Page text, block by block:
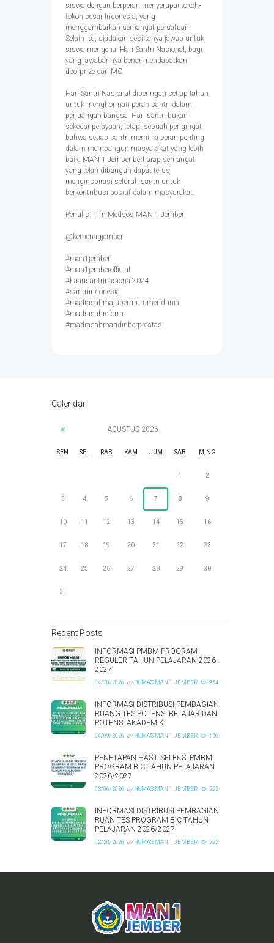
siswa dengan berperan menyerupai tokoh-
tokoh besar Indonesia, yang
menggambarkan semangat persatuan.
Selain itu, diadakan sesi tanya jawab untuk
siswa mengenai Hari Santri Nasional, bagi
yang jawabannya benar mendapatkan
doorprize dari MC.
Hari Santri Nasional diperingati setiap tahun
untuk menghormati peran santri dalam
perjuangan bangsa. Hari santri bukan
sekedar perayaan, tetapi sebuah pengingat
bahwa setiap santri memiliki peran penting
dalam membangun masyarakat yang lebih
baik. MAN 1 Jember berharap semangat
yang telah dibangun dapat terus
menginspirasi seluruh santri untuk
berkontribusi positif dalam masyarakat.
Penulis: Tim Medsos MAN 1 Jember
@kemenagjember
#man1jember
#man1jemberofficial
#haarisantrinasional2024
#santriindonesia
#madrasahmajubermutumendunia
#madrasahreform
#madrasahmandiriberprestasi
Calendar
AGUSTUS 2026
SEN SEL RAB KAM JUM SAB MING
1 2
3 4 5 6 7 8 9
10 11 12 13 14 15 16
17 18 19 20 21 22 23
24 25 26 27 28 29 30
31
Recent Posts
INFORMASI PMBM-PROGRAM
REGULER TAHUN PELAJARAN 2026-
2027
04/20/2026 by HUMAS MAN 1 JEMBER 954
INFORMASI DISTRIBUSI PEMBAGIAN
RUANG TES POTENSI BELAJAR DAN
POTENSI AKADEMIK
04/09/2026 by HUMAS MAN 1 JEMBER 156
PENETAPAN HASIL SELEKSI PMBM
PROGRAM BIC TAHUN PELAJARAN
2026/2027
03/06/2026 by HUMAS MAN 1 JEMBER 222
INFORMASI DISTRIBUSI PEMBAGIAN
RUAN TES PROGRAM BIC TAHUN
PELAJARAN 2026/2027
02/20/2026 by HUMAS MAN 1 JEMBER 222